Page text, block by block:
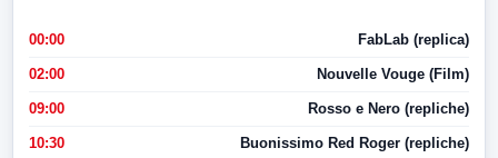
00:00 FabLab (replica)
02:00 Nouvelle Vouge (Film)
09:00 Rosso e Nero (repliche)
10:30 Buonissimo Red Roger (repliche)